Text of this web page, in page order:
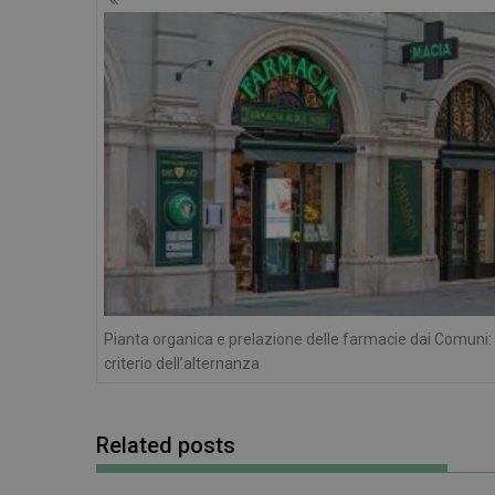
articoli
Pianta organica e prelazione delle farmacie dai Comuni:
criterio dell’alternanza
Related posts
CookieScriptConsent
NOME